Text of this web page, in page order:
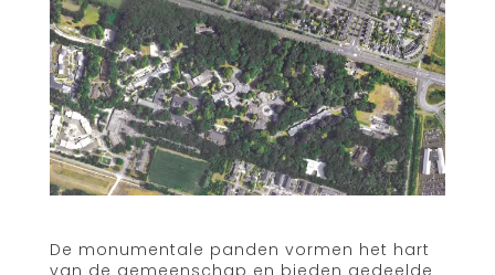
De monumentale panden vormen het hart